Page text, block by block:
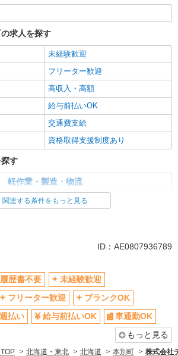
求人を探す
未経験歓迎
フリーター歓迎
高収入・高額
給与前払いOK
交通費支給
資格取得支援制度あり
す
軽作業・製造・物流
探す
関連する条件をもっと見る
ID：AE0807936789
履歴書不要
未経験歓迎
フリーター歓迎
ブランクOK
週払い 給与前払いOK
車通勤OK
もっと見る
北海道・東北 北海道 本別町 株式会社